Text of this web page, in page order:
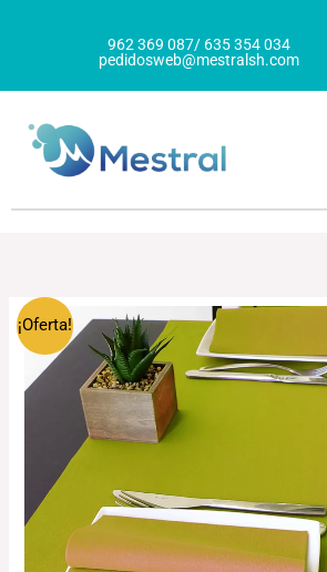
962 369 087/ 635 354 034
pedidosweb@mestralsh.com
¡Oferta!
de
122.80€
hasta
CAMINOS
MESA
AIRLAID
cantidad